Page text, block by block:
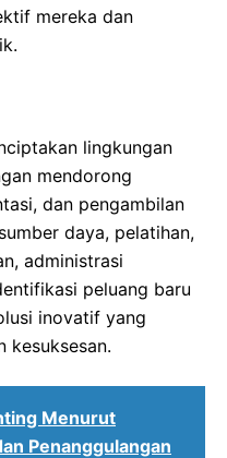
mereka dan
lingkungan
mendorong
dan pengambilan
daya, pelatihan,
administrasi
peluang baru
inovatif yang
kesuksesan.
Menurut
Penanggulangan